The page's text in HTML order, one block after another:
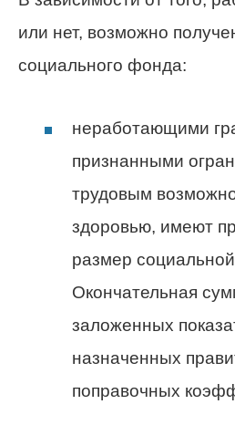
или нет, возможно
социального фонда:
неработающими
признанными
трудовым
здоровью, имеют
размер
Окончательная
заложенных
назначенных
поправочных